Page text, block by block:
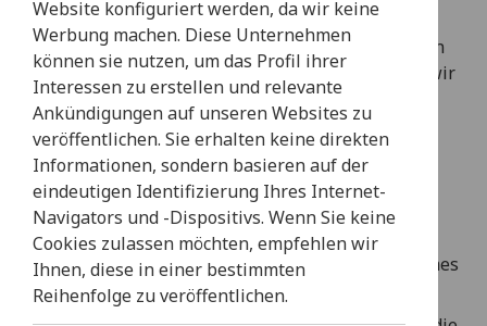
Boost Portugal kombiniert innovative
Tourismusprojekte mit alternativen Verkehrsmitteln
und modernster Technologie. Seit 2008 entwickeln wir
erfolgreiche Marken, die das Beste aus Portugal
präsentieren und fördern.
Im Laufe der Jahre haben wir eine breite Palette an
Aktivitäten eingeführt, darunter Segway-Touren,
Elektrofahrräder, Roller, Buggys, interaktive Tablet-
Erlebnisse, kreative Teambuilding-Lösungen,
elektrische Tuk-Tuks, Food-Touren, Live Escape Games
und viele weitere bahnbrechende Projekte.
Website konfiguriert werden, da wir keine
Werbung machen. Diese Unternehmen
können sie nutzen, um das Profil ihrer
Interessen zu erstellen und relevante
Ankündigungen auf unseren Websites zu
veröffentlichen. Sie erhalten keine direkten
Informationen, sondern basieren auf der
eindeutigen Identifizierung Ihres Internet-
Navigators und -Dispositivs. Wenn Sie keine
Cookies zulassen möchten, empfehlen wir
Ihnen, diese in einer bestimmten
Reihenfolge zu veröffentlichen.